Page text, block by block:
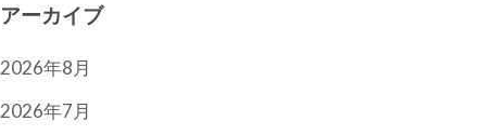
アーカイブ
2026年8月
2026年7月